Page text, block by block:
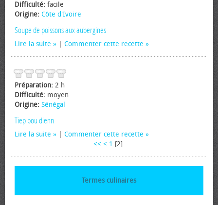
Difficulté: facile
Origine: Côte d'Ivoire
Soupe de poissons aux aubergines
Lire la suite Commenter cette recette
Préparation: 2 h
Difficulté: moyen
Origine: Sénégal
Tiep bou dienn
Lire la suite
Commenter cette recette
<< < 1 [2]
Termes culinaires